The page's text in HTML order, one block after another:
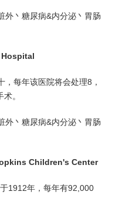
外丶糖尿病&内分泌丶胃肠
Hospital
每年该医院将会处理8，
。
外丶糖尿病&内分泌丶胃肠
Children's Center
1912年，每年有92,000